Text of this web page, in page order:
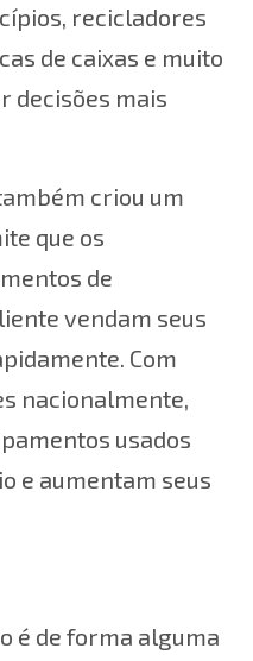
recicladores
de caixas e muito
decisões mais
criou um
que os
de
vendam seus
Com
nacionalmente,
usados
e aumentam seus
é de forma alguma